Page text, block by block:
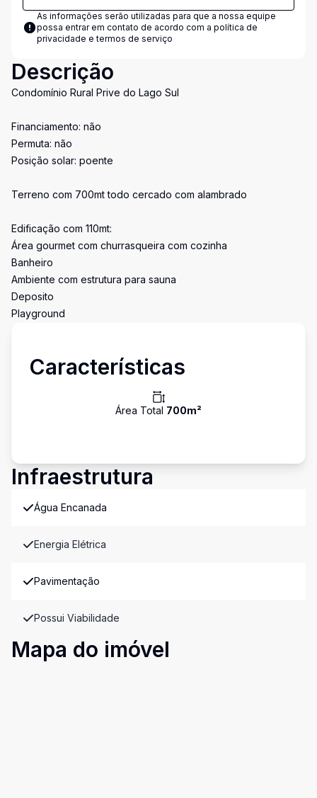
As informações serão utilizadas para que a nossa equipe
possa entrar em contato de acordo com a política de
privacidade e termos de serviço
Descrição
Condomínio Rural Prive do Lago Sul
Financiamento: não
Permuta: não
Posição solar: poente
Terreno com 700mt todo cercado com alambrado
Edificação com 110mt:
Área gourmet com churrasqueira com cozinha
Banheiro
Ambiente com estrutura para sauna
Deposito
Playground
Características
Área Total 700m²
Infraestrutura
Água Encanada
Energia Elétrica
Pavimentação
Possui Viabilidade
Mapa do imóvel